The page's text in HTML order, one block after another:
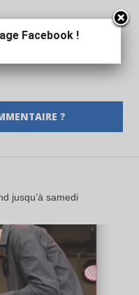
?
jusqu’à samedi
Facebook !